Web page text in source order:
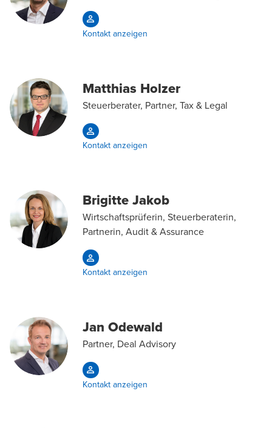
Kontakt anzeigen
Matthias Holzer
Steuerberater, Partner, Tax & Legal
Kontakt anzeigen
Brigitte Jakob
Wirtschaftsprüferin, Steuerberaterin,
Partnerin, Audit & Assurance
Kontakt anzeigen
Jan Odewald
Partner, Deal Advisory
Kontakt anzeigen